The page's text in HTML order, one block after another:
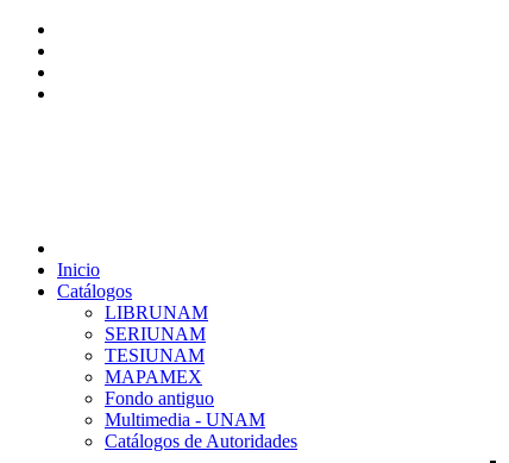
Inicio
Catálogos
LIBRUNAM
SERIUNAM
TESIUNAM
MAPAMEX
Fondo antiguo
Multimedia - UNAM
Catálogos de Autoridades